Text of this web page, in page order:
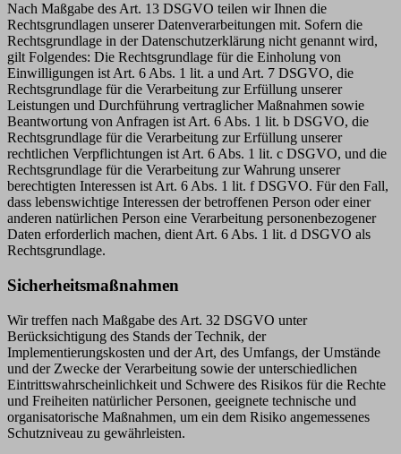
Nach Maßgabe des Art. 13 DSGVO teilen wir Ihnen die
Rechtsgrundlagen unserer Datenverarbeitungen mit. Sofern die
Rechtsgrundlage in der Datenschutzerklärung nicht genannt wird,
gilt Folgendes: Die Rechtsgrundlage für die Einholung von
Einwilligungen ist Art. 6 Abs. 1 lit. a und Art. 7 DSGVO, die
Rechtsgrundlage für die Verarbeitung zur Erfüllung unserer
Leistungen und Durchführung vertraglicher Maßnahmen sowie
Beantwortung von Anfragen ist Art. 6 Abs. 1 lit. b DSGVO, die
Rechtsgrundlage für die Verarbeitung zur Erfüllung unserer
rechtlichen Verpflichtungen ist Art. 6 Abs. 1 lit. c DSGVO, und die
Rechtsgrundlage für die Verarbeitung zur Wahrung unserer
berechtigten Interessen ist Art. 6 Abs. 1 lit. f DSGVO. Für den Fall,
dass lebenswichtige Interessen der betroffenen Person oder einer
anderen natürlichen Person eine Verarbeitung personenbezogener
Daten erforderlich machen, dient Art. 6 Abs. 1 lit. d DSGVO als
Rechtsgrundlage.
Sicherheitsmaßnahmen
Wir treffen nach Maßgabe des Art. 32 DSGVO unter
Berücksichtigung des Stands der Technik, der
Implementierungskosten und der Art, des Umfangs, der Umstände
und der Zwecke der Verarbeitung sowie der unterschiedlichen
Eintrittswahrscheinlichkeit und Schwere des Risikos für die Rechte
und Freiheiten natürlicher Personen, geeignete technische und
organisatorische Maßnahmen, um ein dem Risiko angemessenes
Schutzniveau zu gewährleisten.